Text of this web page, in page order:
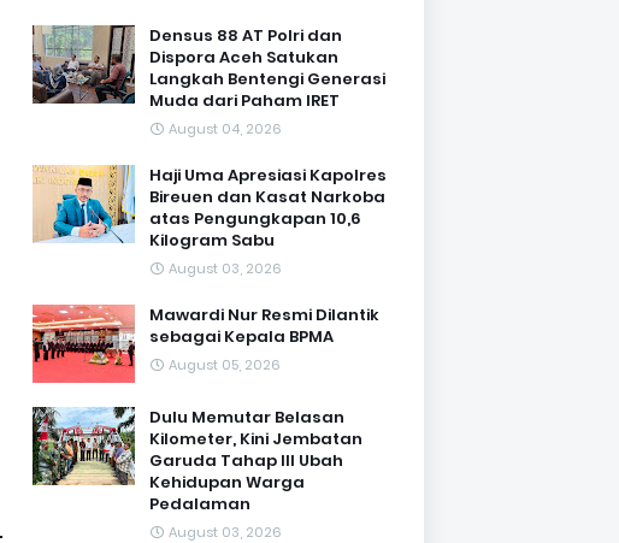
Densus 88 AT Polri dan
Dispora Aceh Satukan
Langkah Bentengi Generasi
Muda dari Paham IRET
August 04, 2026
Haji Uma Apresiasi Kapolres
Bireuen dan Kasat Narkoba
atas Pengungkapan 10,6
Kilogram Sabu
August 03, 2026
Mawardi Nur Resmi Dilantik
sebagai Kepala BPMA
August 05, 2026
Dulu Memutar Belasan
Kilometer, Kini Jembatan
Garuda Tahap III Ubah
Kehidupan Warga
Pedalaman ‎
August 03, 2026